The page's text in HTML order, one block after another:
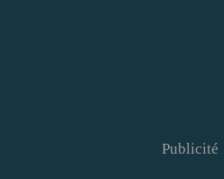
Publicité